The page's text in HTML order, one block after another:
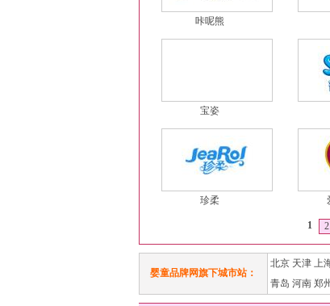
咔呢熊
宝姿
珍柔
1 2
婴童品牌网旗下城市站：
北京 天津 上
青岛 河南 郑